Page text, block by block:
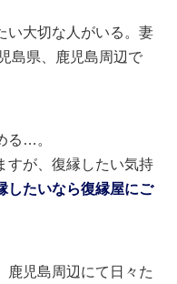
い大切な人がいる。妻
島県、鹿児島周辺で
る…。
すが、復縁したい気持
したいなら復縁屋にご
鹿児島周辺にて日々た